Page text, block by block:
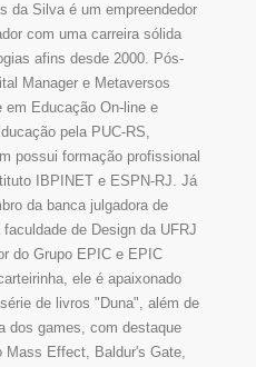
da Silva é um empreendedor
com uma carreira sólida
afins desde 2000. Pós-
Manager e Metaversos
em Educação On-line e
pela PUC-RS,
possui formação profissional
IBPINET e ESPN-RJ. Já
da banca julgadora de
de Design da UFRJ
do Grupo EPIC e EPIC
ele é apaixonado
de livros "Duna", além de
dos games, com destaque
Mass Effect, Baldur's Gate,